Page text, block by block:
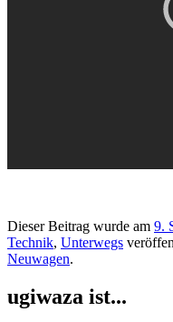
Dieser Beitrag wurde am 9.
Technik, Unterwegs
Neuwagen.
ugiwaza ist...